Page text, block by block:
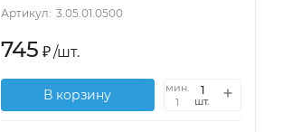
Артикул: 3.05.01.0500
745 ₽/шт.
В корзину
мин.
1
шт.